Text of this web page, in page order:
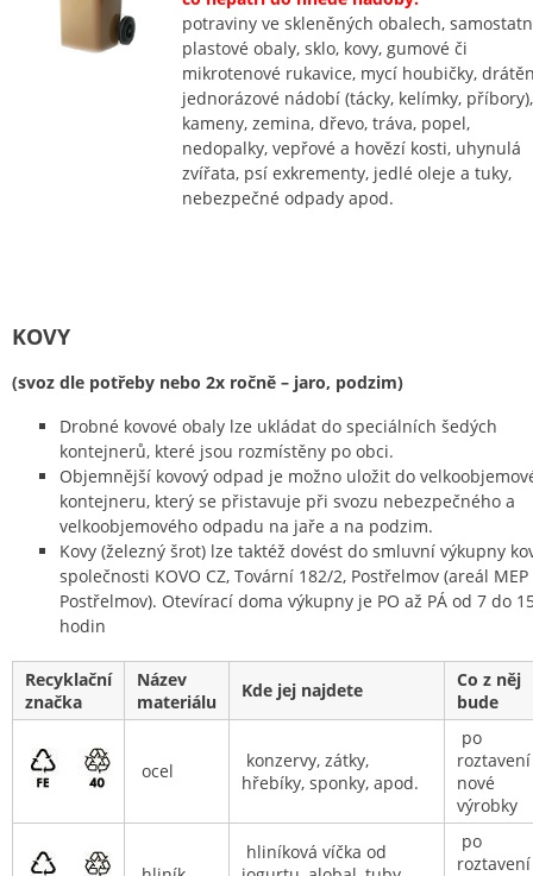
potraviny ve skleněných obalech,
plastové obaly, sklo, kovy, gumové či
mikrotenové rukavice, mycí houbičky,
jednorázové nádobí (tácky, kelímky, příbory),
kameny, zemina, dřevo, tráva, popel,
nedopalky, vepřové a hovězí kosti, uhynulá
zvířata, psí exkrementy, jedlé oleje a tuky,
nebezpečné odpady apod.
KOVY
(svoz dle potřeby nebo 2x ročně – jaro, podzim)
Drobné kovové obaly lze ukládat do speciálních šedých
kontejnerů, které jsou rozmístěny po obci.
Objemnější kovový odpad je možno uložit do
kontejneru, který se přistavuje při svozu nebezpečného a
velkoobjemového odpadu na jaře a na podzim.
Kovy (železný šrot) lze taktéž dovést do smluvní výkupny
společnosti KOVO CZ, Tovární 182/2, Postřelmov (areál MEP
Postřelmov). Otevírací doma výkupny je PO až PÁ od 7 do
hodin
Recyklační
značka
Název
materiálu
Kde jej najdete
Co z něj
bude
ocel
konzervy, zátky,
hřebíky, sponky, apod.
po
roztavení
nové
výrobky
hliníková víčka od
po
roztavení